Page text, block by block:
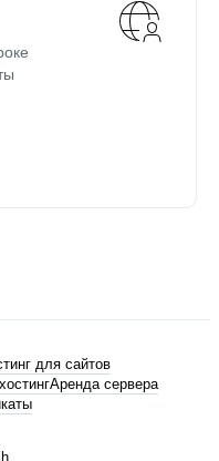
для сайтов
Аренда сервера